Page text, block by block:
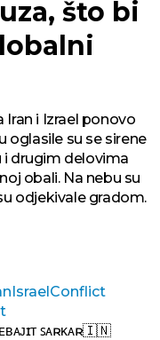
što bi
i Izrael ponovo
oglasile su se sirene
i drugim delovima
obali. Na nebu su
odjekivale gradom.
ꜱᴀʀᴋᴀʀ🇮🇳